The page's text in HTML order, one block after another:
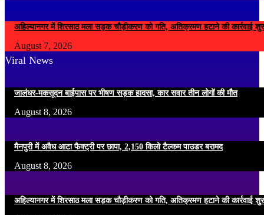
अहिल्यानगर में शिरसाठ मला सड़क चौड़ीकरण को गति, अतिक्रमण हटाने की कार्रवाई
August 7, 2026
Viral News
जालंधर-मकसूदन बाईपास पर भीषण सड़क हादसा, कार सवार तीन लोगों की मौत
August 8, 2026
मैनपुरी में अवैध आटा फैक्ट्री पर छापा, 2,150 किलो टैल्कम पाउडर बरामद
August 8, 2026
अहिल्यानगर में शिरसाठ मला सड़क चौड़ीकरण को गति, अतिक्रमण हटाने की कार्रवाई